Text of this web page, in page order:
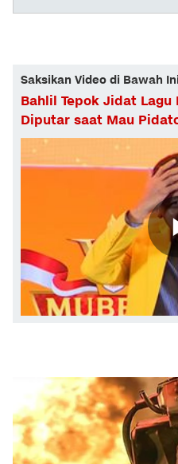
Saksikan Video di Bawah
Bahlil Tepok Jidat
Diputar saat Mau